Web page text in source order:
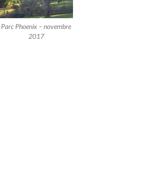
Parc Phoenix – novembre
2017